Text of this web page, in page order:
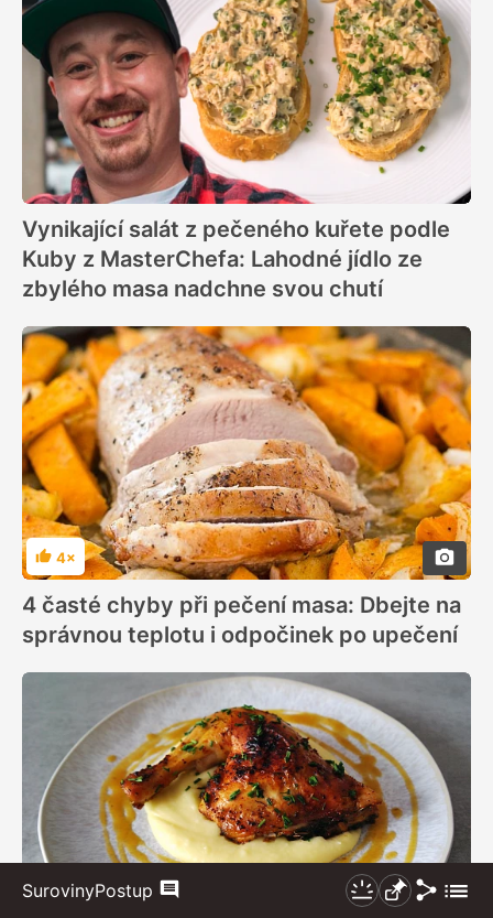
Vynikající salát z pečeného kuřete podle
Kuby z MasterChefa: Lahodné jídlo ze
zbylého masa nadchne svou chutí
Hodnocení
4×
4 časté chyby při pečení masa: Dbejte na
správnou teplotu i odpočinek po upečení
485×
SurovinyPostup Komentáře
Nezhasínat
Připnout
Sdílet